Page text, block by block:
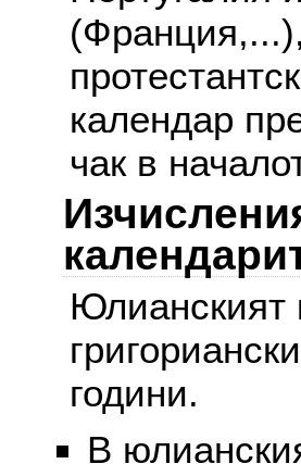
календар
чак в
Юлианският
години.
В